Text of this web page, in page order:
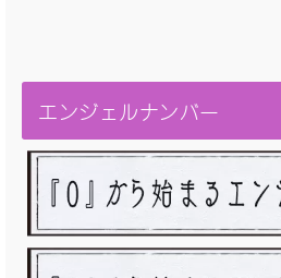
エンジェルナンバー